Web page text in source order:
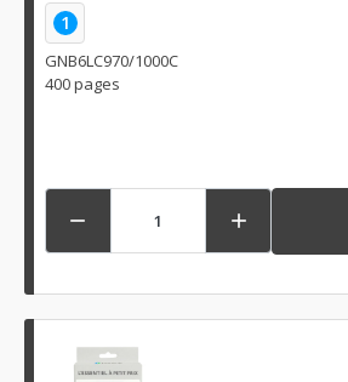
1
GNB6LC970/1000C
400 pages
 